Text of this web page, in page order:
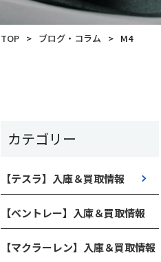
TOP > ブログ・コラム > M4
カテゴリー
【テスラ】入庫＆買取情報
【ベントレー】入庫＆買取情報
【マクラーレン】入庫＆買取情報